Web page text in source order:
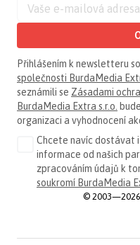
Přihlášením k newsletteru
společnosti BurdaMedia
seznámili se Zásadami
BurdaMedia Extra s.r.o.
organizaci a vyhodnocení
Chcete navíc dostávat
informace od našich
zpracováním údajů k
soukromí BurdaMedia
© 2003—2026